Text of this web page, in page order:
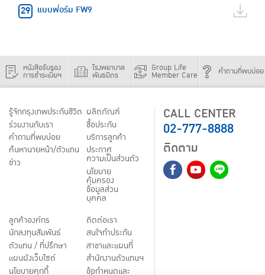
แบบฟอร์ม FW9
หนังสือรับรอง
การชำระเบี้ยฯ
โรงพยาบาล
พันธมิตร
Group Life
Member Care คำถามที่พบบ่อย
รู้จักกรุงเทพประกันชีวิต
ร่วมงานกับเรา
คำถามที่พบบ่อย
ค้นหานายหน้า/ตัวแทน
ข่าว
ผลิตภัณฑ์
ชื้อประกัน
บริการลูกค้า
ประกาศ
ความเป็นส่วนตัว
นโยบาย
คุ้มครอง
ข้อมูลส่วน
บุคคล
ลูกค้าองค์กร
นักลงทุนสัมพันธ์
ตัวแทน / ที่ปรึกษา
แผนผังเว็บไซต์
นโยบายคุกกี้
ติดต่อเรา
สนใจทำประกัน
สาขาและแผนที่
สำนักงานตัวแทนฯ
ข้อกำหนดและ
CALL CENTER
02-777-8888
ติดตาม